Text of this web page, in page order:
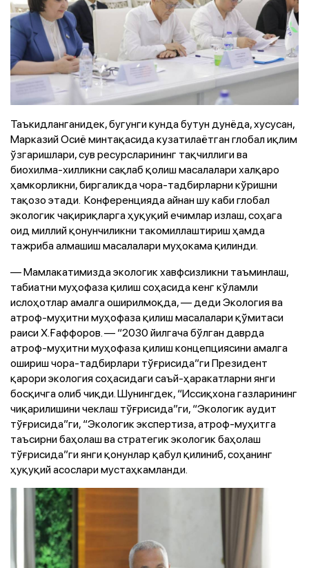
Таъкидланганидек, бугунги кунда бутун дунёда, хусусан,
Марказий Осиё минтақасида кузатилаётган глобал иқлим
ўзгаришлари, сув ресурсларининг тақчиллиги ва
биохилма-хилликни сақлаб қолиш масалалари халқаро
ҳамкорликни, биргаликда чора-тадбирларни кўришни
тақозо этади. Конференцияда айнан шу каби глобал
экологик чақириқларга ҳуқуқий ечимлар излаш, соҳага
оид миллий қонунчиликни такомиллаштириш ҳамда
тажриба алмашиш масалалари муҳокама қилинди.
— Мамлакатимизда экологик хавфсизликни таъминлаш,
табиатни муҳофаза қилиш соҳасида кенг кўламли
ислоҳотлар амалга оширилмоқда, — деди Экология ва
атроф-муҳитни муҳофаза қилиш масалалари қўмитаси
раиси Х.Ғаффоров. — “2030 йилгача бўлган даврда
атроф-муҳитни муҳофаза қилиш концепциясини амалга
ошириш чора-тадбирлари тўғрисида”ги Президент
қарори экология соҳасидаги саъй-ҳаракатларни янги
босқичга олиб чиқди. Шунингдек, “Иссиқхона газларининг
чиқарилишини чеклаш тўғрисида”ги, “Экологик аудит
тўғрисида”ги, “Экологик экспертиза, атроф-муҳитга
таъсирни баҳолаш ва стратегик экологик баҳолаш
тўғрисида”ги янги қонунлар қабул қилиниб, соҳанинг
ҳуқуқий асослари мустаҳкамланди.